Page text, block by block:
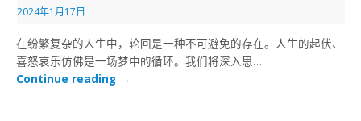
2024年1月17日
在纷繁复杂的人生中，轮回是一种不可避免的存在。人生的起伏、
喜怒哀乐仿佛是一场梦中的循环。我们将深入思…
Continue reading →